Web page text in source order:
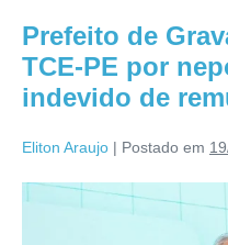
Prefeito de
TCE-PE por
indevido de
Eliton Araujo | Postado em